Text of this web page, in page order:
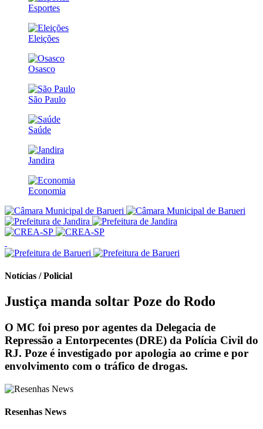
Esportes
Eleições
Osasco
São Paulo
Saúde
Jandira
Economia
Notícias / Policial
Justiça manda soltar Poze do Rodo
O MC foi preso por agentes da Delegacia de
Repressão a Entorpecentes (DRE) da Polícia Civil do
RJ. Poze é investigado por apologia ao crime e por
envolvimento com o tráfico de drogas.
Resenhas News